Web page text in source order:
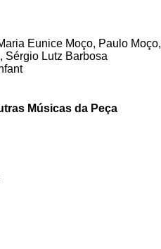
Eunice Moço, Paulo
Sérgio Lutz Barbosa
Músicas da Peça